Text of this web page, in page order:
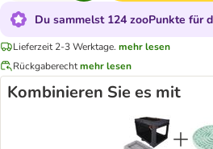
Du sammelst 124 zooPunkte für
Lieferzeit 2-3 Werktage. mehr lesen
Rückgaberechtmehr lesen
Kombinieren Sie es mit